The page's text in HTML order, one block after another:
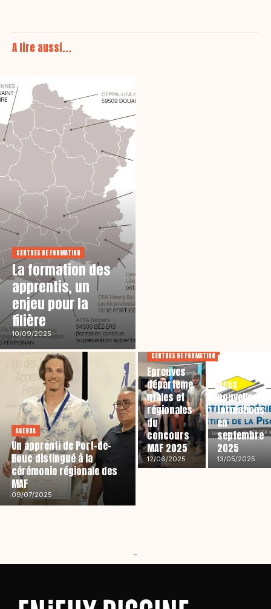
A lire aussi...
CENTRES DE FORMATION
La formation des
apprentis, un
enjeu pour la
filière
10/09/2025
AGENDA
Un apprenti de Port-de-
Bouc distingué à la
cérémonie régionale des
MAF
09/07/2025
CENTRES DE FORMATION
Epreuves
départeme
ntales et
régionales
du
concours
MAF 2025
12/06/2025
L’ISMP
propose
deux
nouvelles
formations
en
septembre
2025
13/05/2025
-